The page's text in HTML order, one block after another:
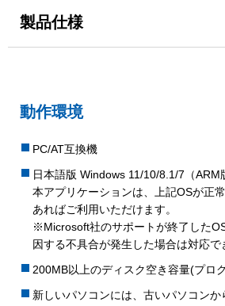
製品仕様
動作環境
PC/AT互換機
日本語版 Windows 11/10/8.1/7（ARM
本アプリケーションは、上記OSが正
あればご利用いただけます。
※Microsoft社のサポートが終了した
因する不具合が発生した場合は対応で
200MB以上のディスク空き容量(プロ
新しいパソコンには、古いパソコンか